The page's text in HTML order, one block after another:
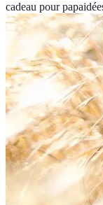
cadeau pour papa